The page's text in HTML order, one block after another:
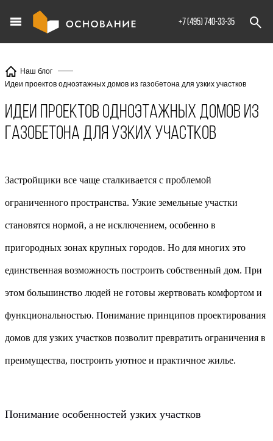
+7 (495) 740-33-35
Наш блог
Идеи проектов одноэтажных домов из газобетона для узких участков
Идеи проектов одноэтажных домов из
газобетона для узких участков
Застройщики все чаще сталкивается с проблемой
ограниченного пространства. Узкие земельные участки
становятся нормой, а не исключением, особенно в
пригородных зонах крупных городов. Но для многих это
единственная возможность построить собственный дом. При
этом большинство людей не готовы жертвовать комфортом и
функциональностью. Понимание принципов проектирования
домов для узких участков позволит превратить ограничения в
преимущества, построить уютное и практичное жилье.
Понимание особенностей узких участков